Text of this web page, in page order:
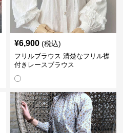
¥6,900 (税込)
フリルブラウス 清楚なフリル襟
付きレースブラウス